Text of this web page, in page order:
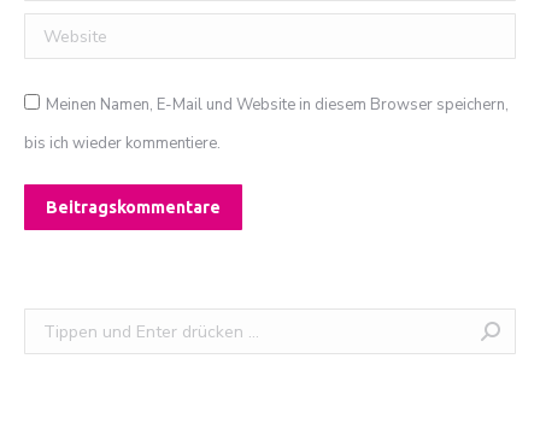
Website
Meinen Namen, E-Mail und Website in diesem Browser speichern,
bis ich wieder kommentiere.
Beitragskommentare
Search: